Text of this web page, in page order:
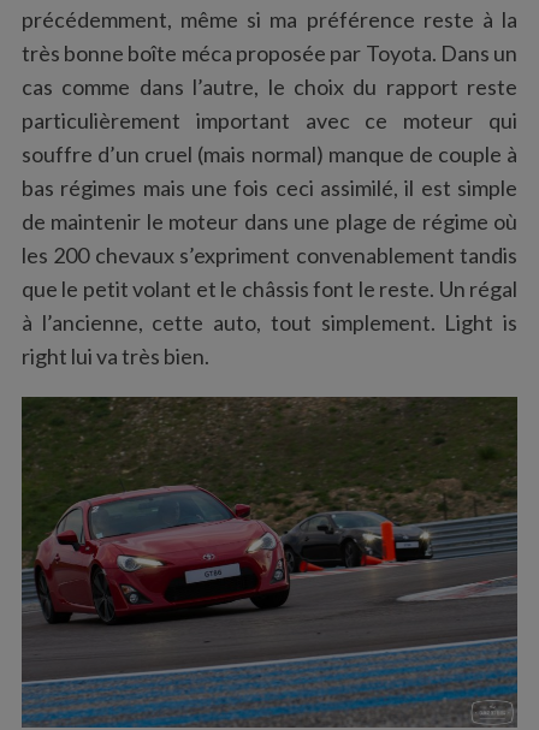
précédemment, même si ma préférence reste à la
très bonne boîte méca proposée par Toyota. Dans un
cas comme dans l’autre, le choix du rapport reste
particulièrement important avec ce moteur qui
souffre d’un cruel (mais normal) manque de couple à
bas régimes mais une fois ceci assimilé, il est simple
de maintenir le moteur dans une plage de régime où
les 200 chevaux s’expriment convenablement tandis
que le petit volant et le châssis font le reste. Un régal
à l’ancienne, cette auto, tout simplement. Light is
right lui va très bien.